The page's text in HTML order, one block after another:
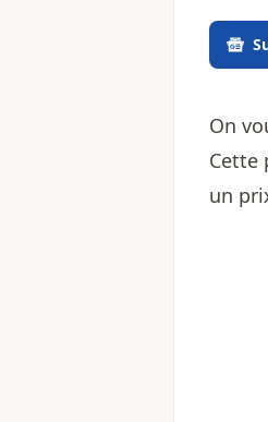
On
Cette
un